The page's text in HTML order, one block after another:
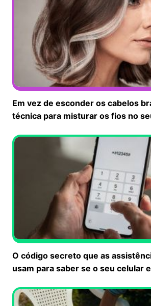
Em vez de esconder os cabelos
técnica para misturar os fios no
O código secreto que as
usam para saber se o seu celular